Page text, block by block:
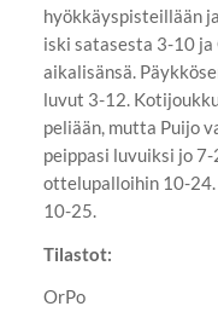
hyökkäyspisteillään
iski satasesta 3-10
aikalisänsä.
luvut 3-12.
peliään, mutta Puijo
peippasi luvuiksi jo
ottelupalloihin 10-
10-25.
Tilastot:
OrPo